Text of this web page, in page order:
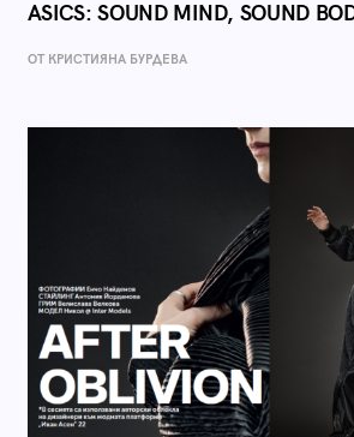
ASICS: SOUND MIND, SOUND
ОТ КРИСТИЯНА БУРДЕВА